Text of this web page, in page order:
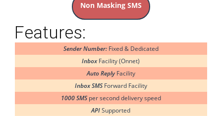
Non Masking SMS
Features:
Sender Number:Fixed & Dedicated
InboxFacility (Onnet)
Auto ReplyFacility
Inbox SMSForward Facility
1000 SMSper second delivery speed
APISupported
6 Month
Validity (Renewable)
Sender Number:
Single Brand Name
API
Supported
Woocommerce/Wordpress
Plugin
OTP SMS
Allowed
Promotional SMS
Allowed